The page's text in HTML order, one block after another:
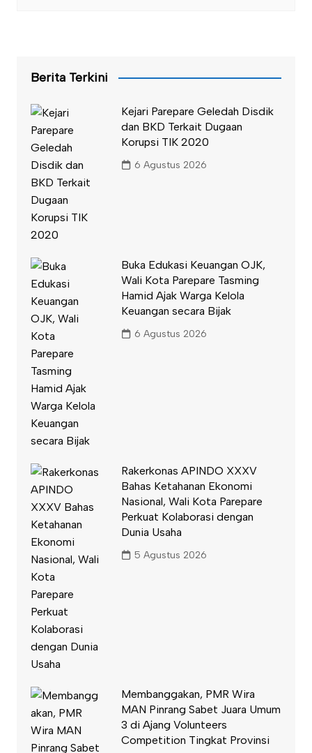
Berita Terkini
Kejari Parepare Geledah Disdik
dan BKD Terkait Dugaan
Korupsi TIK 2020
6 Agustus 2026
Buka Edukasi Keuangan OJK,
Wali Kota Parepare Tasming
Hamid Ajak Warga Kelola
Keuangan secara Bijak
6 Agustus 2026
Rakerkonas APINDO XXXV
Bahas Ketahanan Ekonomi
Nasional, Wali Kota Parepare
Perkuat Kolaborasi dengan
Dunia Usaha
5 Agustus 2026
Membanggakan, PMR Wira
MAN Pinrang Sabet Juara Umum
3 di Ajang Volunteers
Competition Tingkat Provinsi